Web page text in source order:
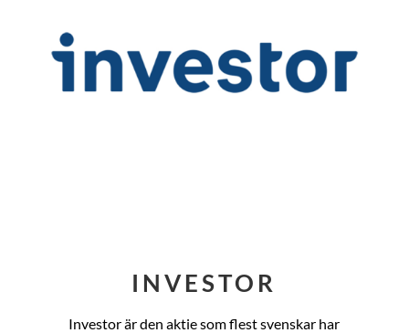
INVESTOR
Investor är den aktie som flest svenskar har